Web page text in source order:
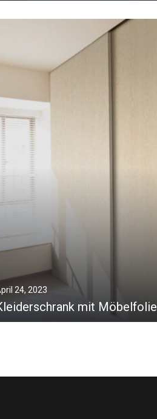
MORE
24, 2023
mit Möbelfolie